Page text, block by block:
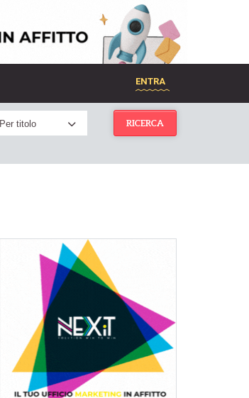
ENTRA
Per titolo RICERCA